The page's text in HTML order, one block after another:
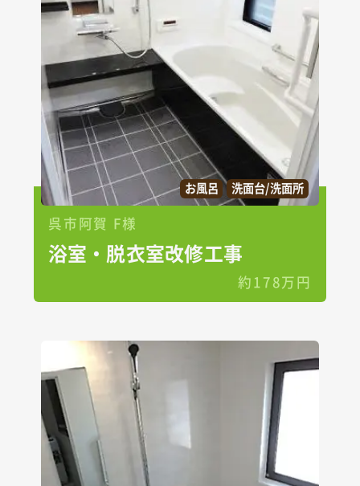
お風呂 洗面台/洗面所
呉市阿賀 F様
浴室・脱衣室改修工事
約178万円